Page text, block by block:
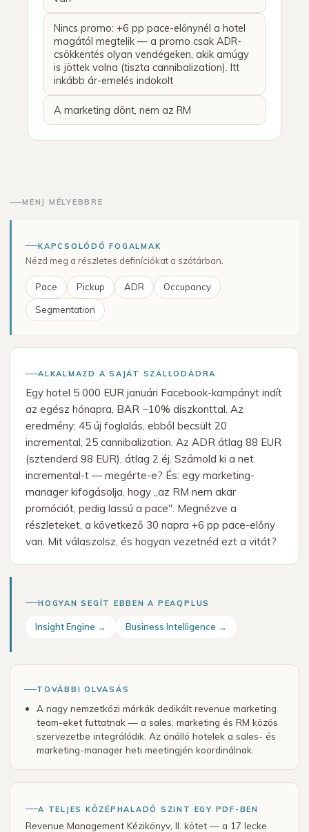
Nincs promo: +6 pp pace-előnynél a hotel
magától megtelik — a promo csak ADR-
csökkentés olyan vendégeken, akik amúgy
is jöttek volna (tiszta cannibalization). Itt
inkább ár-emelés indokolt
A marketing dönt, nem az RM
MENJ MÉLYEBBRE
KAPCSOLÓDÓ FOGALMAK
Nézd meg a részletes definíciókat a szótárban.
Pace Pickup ADR Occupancy
Segmentation
ALKALMAZD A SAJÁT SZÁLLODÁDRA
Egy hotel 5 000 EUR januári Facebook-kampányt indít
az egész hónapra, BAR −10% diszkonttal. Az
eredmény: 45 új foglalás, ebből becsült 20
incremental, 25 cannibalization. Az ADR átlag 88 EUR
(sztenderd 98 EUR), átlag 2 éj. Számold ki a net
incremental-t — megérte-e? És: egy marketing-
manager kifogásolja, hogy „az RM nem akar
promóciót, pedig lassú a pace". Megnézve a
részleteket, a következő 30 napra +6 pp pace-előny
van. Mit válaszolsz, és hogyan vezetnéd ezt a vitát?
HOGYAN SEGÍT EBBEN A PEAQPLUS
Insight Engine → Business Intelligence →
TOVÁBBI OLVASÁS
A nagy nemzetközi márkák dedikált revenue marketing
team-eket futtatnak — a sales, marketing és RM közös
szervezetbe integrálódik. Az önálló hotelek a sales- és
marketing-manager heti meetingjén koordinálnak.
A TELJES KÖZÉPHALADÓ SZINT EGY PDF-BEN
Revenue Management Kézikönyv, II. kötet — a 17 lecke